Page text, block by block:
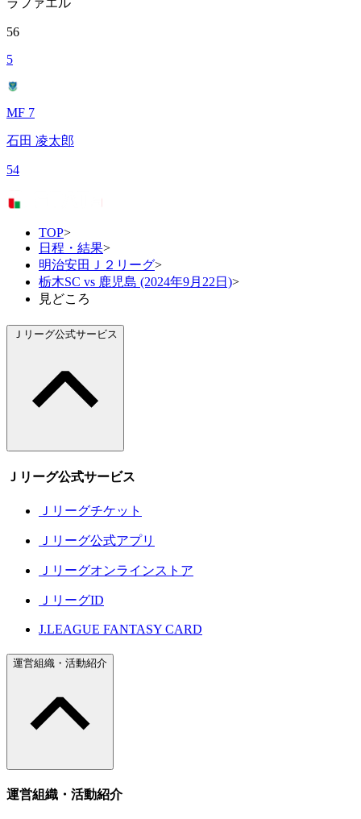
ラファエル
56
5
MF 7
石田 凌太郎
54
TOP>
日程・結果>
明治安田Ｊ２リーグ>
栃木SC vs 鹿児島 (2024年9月22日)>
見どころ
Ｊリーグ公式サービス
Ｊリーグ公式サービス
Ｊリーグチケット
Ｊリーグ公式アプリ
Ｊリーグオンラインストア
ＪリーグID
J.LEAGUE FANTASY CARD
運営組織・活動紹介
運営組織・活動紹介